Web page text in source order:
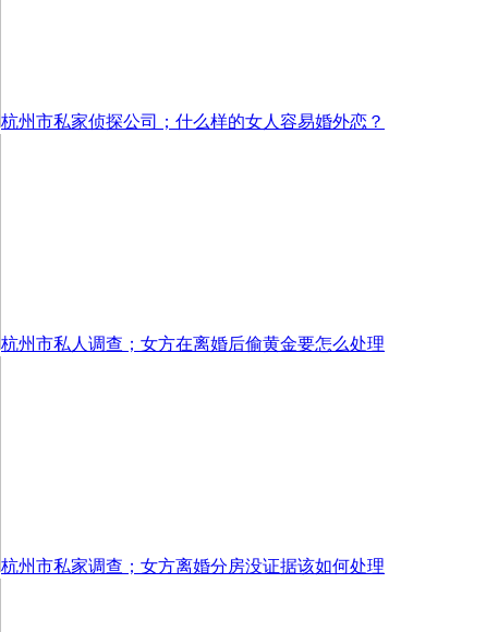
杭州市私家侦探公司；什么样的女人容易婚外恋？
杭州市私人调查；女方在离婚后偷黄金要怎么处理
杭州市私家调查；女方离婚分房没证据该如何处理